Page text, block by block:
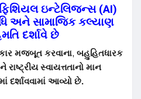
ઇન્ટેલિજન્સ (AI)
અને સામાજિક કલ્યાણ
દર્શાવે છે
મજબૂત કરવાના, બહુહિતધારક
રાષ્ટ્રીય સ્વાયત્તતાનો માન
દર્શાવવામાં આવ્યો છે.